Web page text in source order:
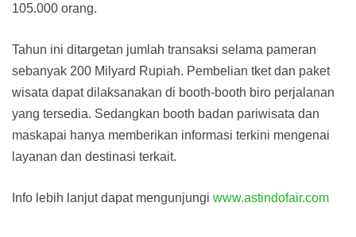
105.000 orang.
Tahun ini ditargetan jumlah transaksi selama pameran
sebanyak 200 Milyard Rupiah. Pembelian tket dan paket
wisata dapat dilaksanakan di booth-booth biro perjalanan
yang tersedia. Sedangkan booth badan pariwisata dan
maskapai hanya memberikan informasi terkini mengenai
layanan dan destinasi terkait.
Info lebih lanjut dapat mengunjungi www.astindofair.com